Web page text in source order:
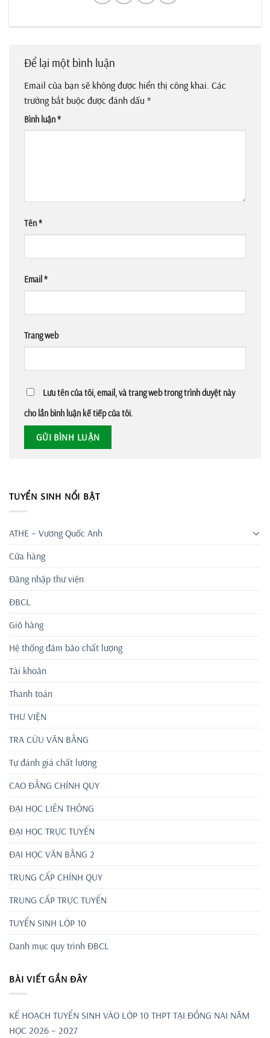
Để lại một bình luận
Email của bạn sẽ không được hiển thị công khai. Các
trường bắt buộc được đánh dấu *
Bình luận*
Tên*
Email *
Trang web
Lưu tên của tôi, email, và trang web trong trình duyệt này
cho lần bình luận kế tiếp của tôi.
TUYỂN SINH NỔI BẬT
ATHE – Vương Quốc Anh
Cửa hàng
Đăng nhập thư viện
ĐBCL
Giỏ hàng
Hệ thống đảm bảo chất lượng
Tài khoản
Thanh toán
THƯ VIỆN
TRA CỨU VĂN BẰNG
Tự đánh giá chất lượng
CAO ĐẲNG CHÍNH QUY
ĐẠI HỌC LIÊN THÔNG
ĐẠI HỌC TRỰC TUYẾN
ĐẠI HỌC VĂN BẰNG 2
TRUNG CẤP CHÍNH QUY
TRUNG CẤP TRỰC TUYẾN
TUYỂN SINH LỚP 10
Danh mục quy trình ĐBCL
BÀI VIẾT GẦN ĐÂY
KẾ HOẠCH TUYỂN SINH VÀO LỚP 10 THPT TẠI ĐỒNG NAI NĂM
HỌC 2026 – 2027